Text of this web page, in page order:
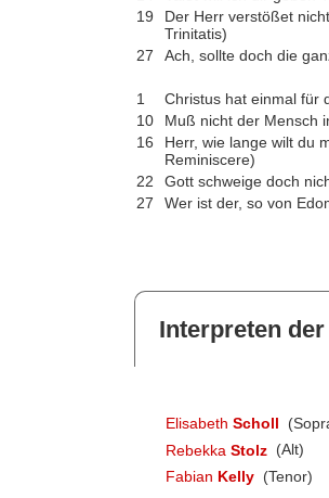
19
Der Herr verstößet
Trinitatis)
27 Ach, sollte doch die
1
Christus hat einmal für
10
Muß nicht der Mensch
16
Herr, wie lange wilt du
Reminiscere)
22 Gott schweige doch
27
Wer ist der, so von
Interpreten
Elisabeth Scholl
Rebekka Stolz (Alt)
Fabian Kelly (Tenor)